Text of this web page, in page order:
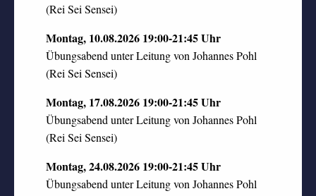
(Rei Sei Sensei)
Montag, 10.08.2026 19:00-21:45 Uhr
Übungsabend unter Leitung von Johannes Pohl
(Rei Sei Sensei)
Montag, 17.08.2026 19:00-21:45 Uhr
Übungsabend unter Leitung von Johannes Pohl
(Rei Sei Sensei)
Montag, 24.08.2026 19:00-21:45 Uhr
Übungsabend unter Leitung von Johannes Pohl